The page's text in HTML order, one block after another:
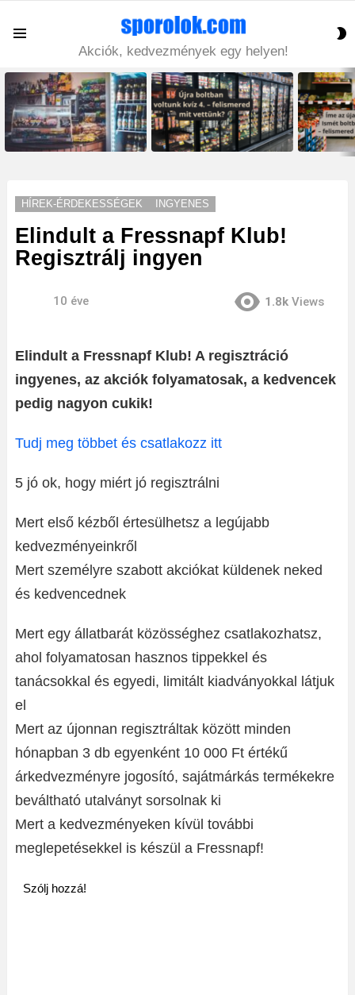
Akciók, kedvezmények egy helyen!
LATEST
STORIES
HÍREK-ÉRDEKESSÉGEK INGYENES
Elindult a Fressnapf Klub!
Regisztrálj ingyen
10 éve 1.8k Views
Elindult a Fressnapf Klub! A regisztráció
ingyenes, az akciók folyamatosak, a kedvencek
pedig nagyon cukik!
Tudj meg többet és csatlakozz itt
5 jó ok, hogy miért jó regisztrálni
Mert első kézből értesülhetsz a legújabb
kedvezményeinkről
Mert személyre szabott akciókat küldenek neked
és kedvencednek
Mert egy állatbarát közösséghez csatlakozhatsz,
ahol folyamatosan hasznos tippekkel és
tanácsokkal és egyedi, limitált kiadványokkal látjuk
el
Mert az újonnan regisztráltak között minden
hónapban 3 db egyenként 10 000 Ft értékű
árkedvezményre jogosító, sajátmárkás termékekre
beváltható utalványt sorsolnak ki
Mert a kedvezményeken kívül további
meglepetésekkel is készül a Fressnapf!
Szólj hozzá!